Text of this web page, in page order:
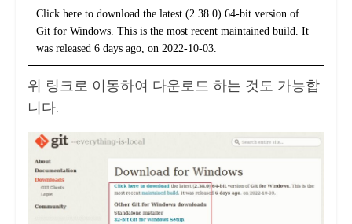
Click here to download the latest (2.38.0) 64-bit version of
Git for Windows. This is the most recent maintained build. It
was released 6 days ago, on 2022-10-03.
위 링크로 이동하여 다운로드 하는 것도 가능합
니다.